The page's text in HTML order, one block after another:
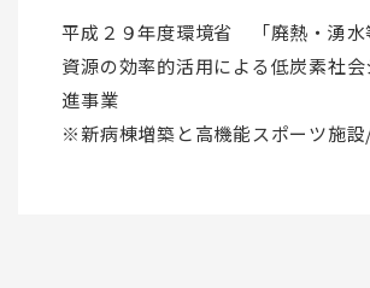
平成２９年度環境省 「廃熱・湧水
資源の効率的活用による低炭素社
進事業
※新病棟増築と高機能スポーツ施